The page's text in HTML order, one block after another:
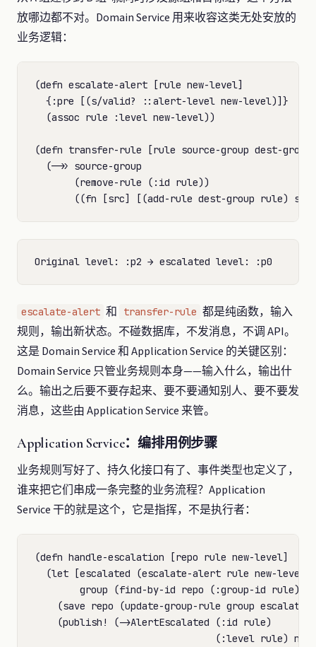
放哪边都不对。Domain Service 用来收容这类无处安放的
业务逻辑：
(defn escalate-alert [rule new-level]
  {:pre [(s/valid? ::alert-level new-level)]}
  (assoc rule :level new-level))
(defn transfer-rule [rule source-group dest-group]
  (->> source-group
       (remove-rule (:id rule))
escalate-alert 和 transfer-rule 都是纯函数，输入
规则，输出新状态。不碰数据库，不发消息，不调 API。
这是 Domain Service 和 Application Service 的关键区别：
Domain Service 只管业务规则本身——输入什么，输出什
么。输出之后要不要存起来、要不要通知别人、要不要发
消息，这些由 Application Service 来管。
Application Service：编排用例步骤
业务规则写好了、持久化接口有了、事件类型也定义了，
谁来把它们串成一条完整的业务流程？Application
Service 干的就是这个，它是指挥，不是执行者：
(defn handle-escalation [repo rule new-level]
(let [escalated (escalate-alert rule new-level)
        group (find-by-id repo (:group-id rule))]
(save repo (update-group-rule group
(publish! (->AlertEscalated (:id rule)
(:level rule)